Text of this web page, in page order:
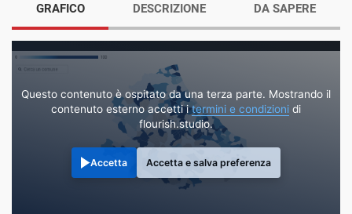
GRAFICO
Questo contenuto è ospitato da una terza parte. Mostrando il
contenuto esterno accetti itermini e condizioni di
flourish.studio.
Accetta Accetta e salva preferenza
DESCRIZIONE DA SAPERE